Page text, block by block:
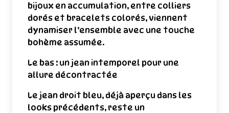
bijoux en accumulation, entre colliers
dorés et bracelets colorés, viennent
dynamiser l’ensemble avec une touche
bohème assumée.
Le bas : un jean intemporel pour une
allure décontractée
Le jean droit bleu, déjà aperçu dans les
looks précédents, reste un